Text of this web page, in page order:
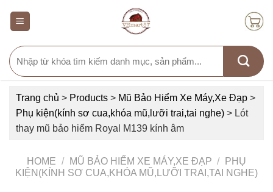
Search
for:
Trang chủ > Products > Mũ Bảo Hiểm Xe Máy,Xe Đạp >
Phụ kiện(kính sơ cua,khóa mũ,lưỡi trai,tai nghe) > Lót
thay mũ bảo hiểm Royal M139 kính âm
HOME / MŨ BẢO HIỂM XE MÁY,XE ĐẠP /
PHỤ
KIỆN(KÍNH SƠ CUA,KHÓA MŨ,LƯỠI TRAI,TAI NGHE)